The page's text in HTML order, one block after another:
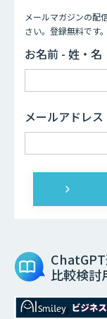
メールマガジンの配
さい。登録無料です。
お名前 - 姓・名
メールアドレス
比較検討